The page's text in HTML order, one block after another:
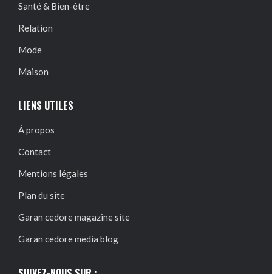
Santé & Bien-être
Relation
Mode
Maison
LIENS UTILES
À propos
Contact
Mentions légales
Plan du site
Garan cedore magazine site
Garan cedore media blog